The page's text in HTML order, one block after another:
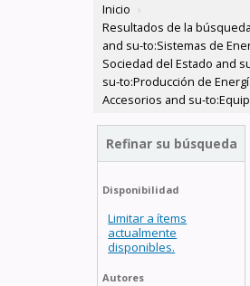
Inicio ›
Resultados de la
and su-to:Sistemas de
Sociedad del Estado and
su-to:Producción de
Accesorios and su-
Refinar su búsqueda
Disponibilidad
Limitar a ítems
actualmente
disponibles.
Autores